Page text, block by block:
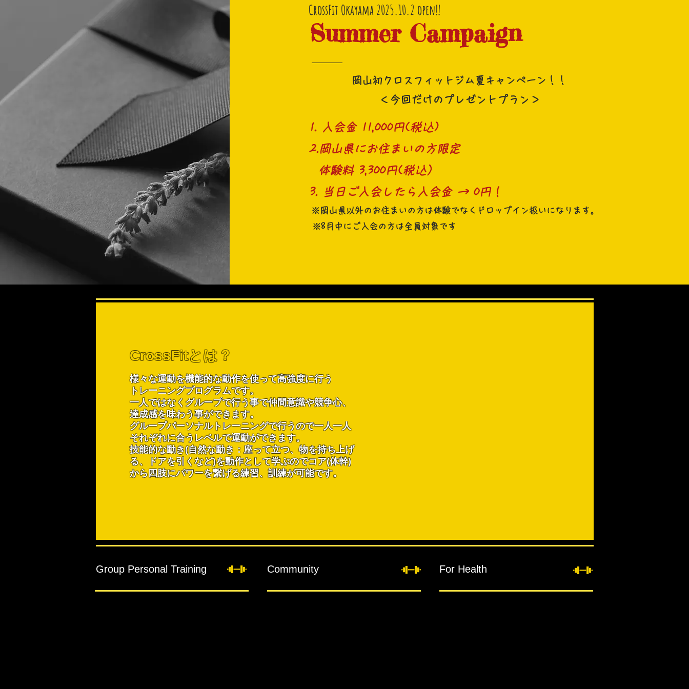
CrossFit Okayama 2025.10.2 open!!
Summer Campaign
岡山初クロスフィットジム夏 キャンペーン！！
＜今回だけのプレゼントプラン＞
1. 入会金 11,000円(税込)
2.岡山県にお住まいの方限定
体験料 3,300円(税込）
3. 当日ご入会したら入会金→ 0円！
※岡山県以外のお住まいの方は体験でなくドロップイン扱いになります。
※8月中にご入会の方は全員対象です
CrossFitとは？
様々な運動を機能的な動作を使って高強度に行う
トレーニングプログラムです。
一人ではなくグループで行う事で仲間意識や競争心、
達成感を味わう事ができます。
グループパーソナルトレーニングで行うので一人一人
それぞれに合うレベルで運動ができます。
技能的な動き(自然な動き：座って立つ、物を持ち上げ
る、ドアを引くなど)を動作として学ぶのでコア(体幹)
から四肢にパワーを繋げる練習、訓練が可能です。
Group Personal Training Community For Health